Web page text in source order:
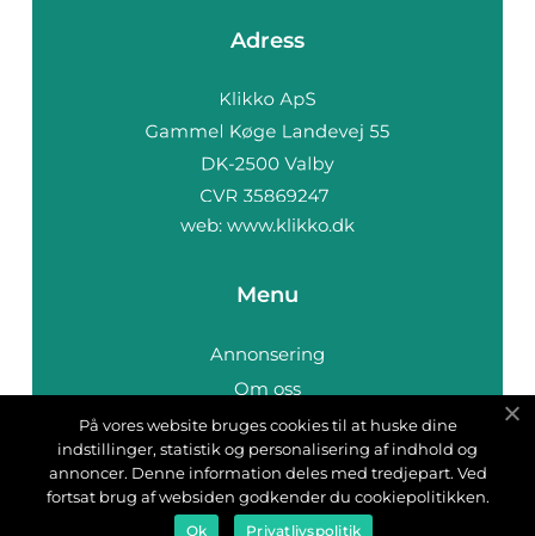
Adress
web: www.klikko.dk
Menu
Annonsering
Om oss
Cookies
Kontakta oss
Sitemap
På vores website bruges cookies til at huske dine
indstillinger, statistik og personalisering af indhold og
annoncer. Denne information deles med tredjepart. Ved
fortsat brug af websiden godkender du cookiepolitikken.
Ok Privatlivspolitik